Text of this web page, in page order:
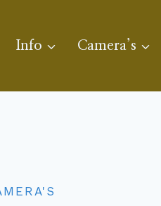
Info Camera’s